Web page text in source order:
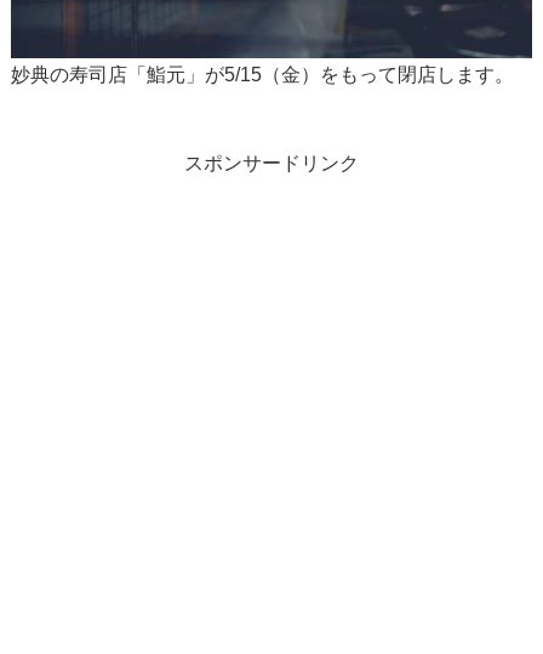
妙典の寿司店「鮨元」が5/15（金）をもって閉店します。
スポンサードリンク